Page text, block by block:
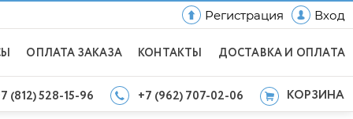
Регистрация Вход
ОПЛАТА ЗАКАЗА КОНТАКТЫ ДОСТАВКА И ОПЛАТА
(812) 528-15-96 +7 (962) 707-02-06 КОРЗИНА